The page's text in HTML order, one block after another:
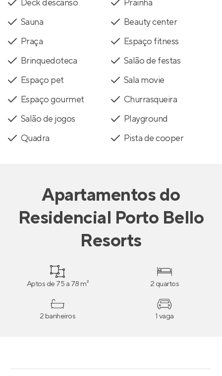
Deck descanso
Prainha
Sauna
Beauty center
Praça
Espaço fitness
Brinquedoteca
Salão de festas
Espaço pet
Sala movie
Espaço gourmet
Churrasqueira
Salão de jogos
Playground
Quadra
Pista de cooper
Apartamentosdo
Residencial Porto Bello
Resorts
Aptos de 75 a 78 m² 2 quartos
2 banheiros 1 vaga